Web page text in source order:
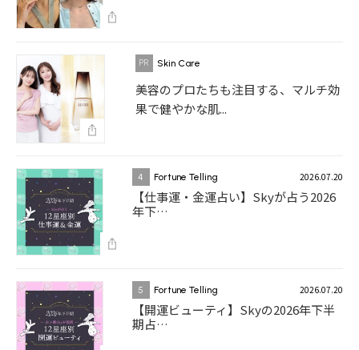
Skin Care
美容のプロたちも注目する、マルチ効
果で健やかな肌...
4 Fortune Telling 2026.07.20
【仕事運・金運占い】Skyが占う2026
年下…
5 Fortune Telling 2026.07.20
【開運ビューティ】Skyの2026年下半
期占…